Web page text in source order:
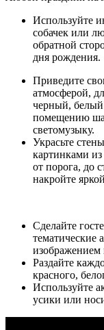
Используйте
собачек или
обратной
дня рождения.
Приведите
атмосферой,
черный, белый
помещению
светомузыку.
Украсьте
картинками
от порога, до
накройте
Сделайте
тематические
Раздайте
красного,
Используйте
усики или